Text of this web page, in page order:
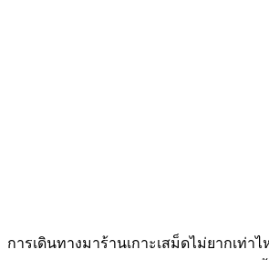
การเดินทางมาร้านเกาะเสม็ดไม่ยากเท่า